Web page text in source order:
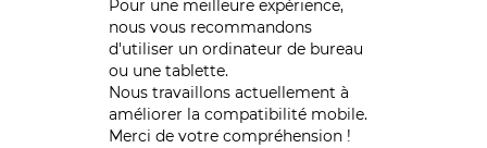
Pour une meilleure expérience,
nous vous recommandons
d'utiliser un ordinateur de bureau
ou une tablette.
Nous travaillons actuellement à
améliorer la compatibilité mobile.
Merci de votre compréhension !